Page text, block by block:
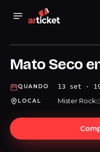
Mato Seco
QUANDO 13 set ·
LOCAL Mister Rock